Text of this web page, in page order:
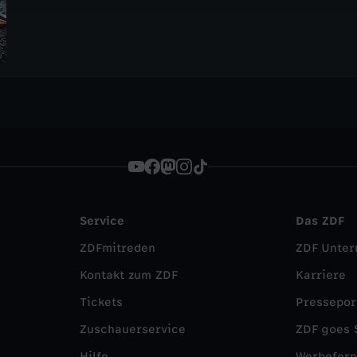
Service
ZDFmitreden
Kontakt zum ZDF
Tickets
Zuschauerservice
Das ZDF
ZDF
Karriere
ZDF goes